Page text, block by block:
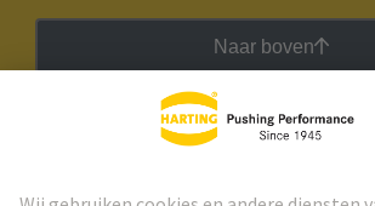
Naar boven